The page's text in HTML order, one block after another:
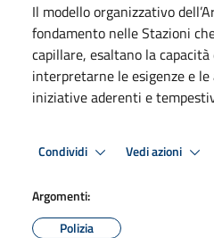
Il modello organizzativo
fondamento nelle Stazioni
capillare, esaltano la
interpretarne le esigenze e
iniziative aderenti e
Condividi Vedi azioni
Argomenti:
Polizia